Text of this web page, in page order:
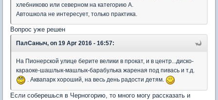
хлебниково или северном на категорию А.
Автошкола не интересует, только практика.
Вопрос уже решен
ПалСаныч, on 19 Apr 2016 - 16:57:
На Пионерской улице берите велики в прокат, и в центр...диско-
караоке-шашлык-машлык-барабулька жареная под пивась и т.д.
. Аквапарк хороший, на весь день радости детям.
Если соберешься в Черногорию, то много могу рассказать и